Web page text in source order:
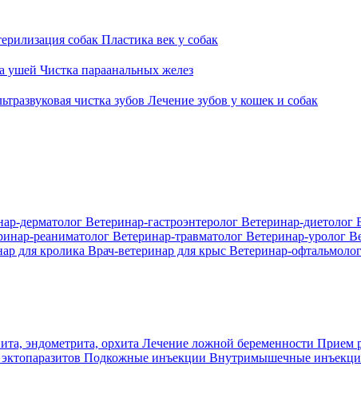
собак Пластика век у собак
ушей Чистка параанальных желез
чистка зубов Лечение зубов у кошек и собак
дерматолог Ветеринар-гастроэнтеролог Ветеринар-диетолог
реаниматолог Ветеринар-травматолог Ветеринар-уролог
для кролика Врач-ветеринар для крыс Ветеринар-офтальмолог
эндометрита, орхита Лечение ложной беременности Прием
Подкожные инъекции Внутримышечные